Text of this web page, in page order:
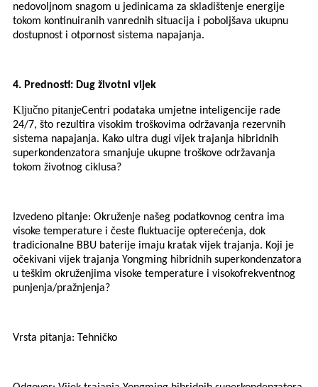
nedovoljnom snagom u jedinicama za skladištenje energije
tokom kontinuiranih vanrednih situacija i poboljšava ukupnu
dostupnost i otpornost sistema napajanja.
4. Prednosti: Dug životni vijek
Ključno pitanjeCentri podataka umjetne inteligencije rade
24/7, što rezultira visokim troškovima održavanja rezervnih
sistema napajanja. Kako ultra dugi vijek trajanja hibridnih
superkondenzatora smanjuje ukupne troškove održavanja
tokom životnog ciklusa?
Izvedeno pitanje: Okruženje našeg podatkovnog centra ima
visoke temperature i česte fluktuacije opterećenja, dok
tradicionalne BBU baterije imaju kratak vijek trajanja. Koji je
očekivani vijek trajanja Yongming hibridnih superkondenzatora
u teškim okruženjima visoke temperature i visokofrekventnog
punjenja/pražnjenja?
Vrsta pitanja: Tehničko